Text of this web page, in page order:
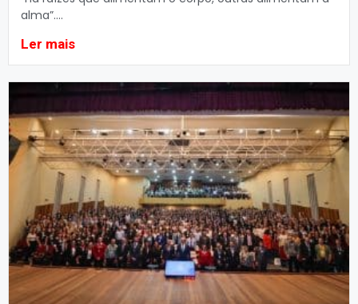
alma”....
Ler mais